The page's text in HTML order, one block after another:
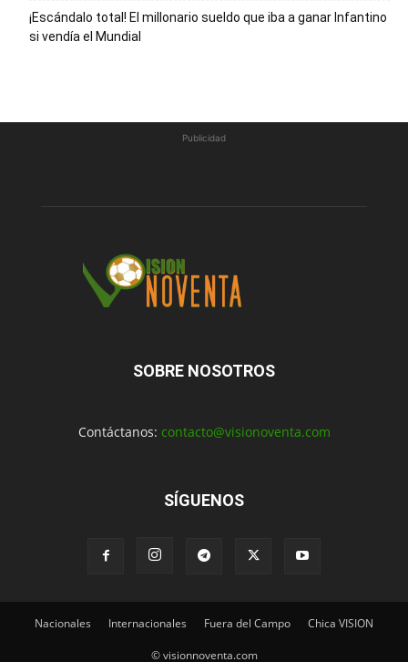
¡Escándalo total! El millonario sueldo que iba a ganar Infantino
si vendía el Mundial
Publicidad
SOBRE NOSOTROS
Contáctanos: contacto@visionoventa.com
SÍGUENOS
Nacionales Internacionales Fuera del Campo Chica VISION
© visionnoventa.com